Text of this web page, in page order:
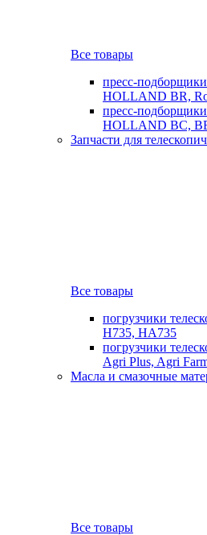
Все товары
пресс-
HOLLAND BR,
пресс-
HOLLAND BC,
Запчасти для
Все товары
погрузчики
H735, HA735
погрузчики
Agri Plus, Agri
Масла и смазочные
Все товары